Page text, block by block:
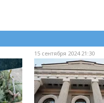
15 сентября 2024 21:30